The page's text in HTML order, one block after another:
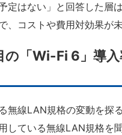
定はない」と回答した
、コストや費用対効果が
の「Wi-Fi 6」導
無線LAN規格の変動を探
している無線LAN規格を聞